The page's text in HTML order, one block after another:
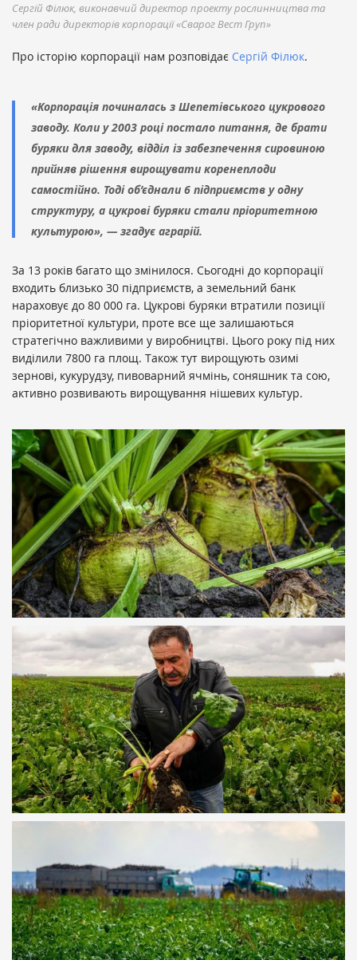
Сергій Філюк, виконавчий директор проекту рослинництва та
член ради директорів корпорації «Сварог Вест Груп»
Про історію корпорації нам розповідає Сергій Філюк.
«Корпорація починалась з Шепетівського цукрового
заводу. Коли у 2003 році постало питання, де брати
буряки для заводу, відділ із забезпечення сировиною
прийняв рішення вирощувати коренеплоди
самостійно. Тоді об’єднали 6 підприємств у одну
структуру, а цукрові буряки стали пріоритетною
культурою», — згадує аграрій.
За 13 років багато що змінилося. Сьогодні до корпорації
входить близько 30 підприємств, а земельний банк
нараховує до 80 000 га. Цукрові буряки втратили позиції
пріоритетної культури, проте все ще залишаються
стратегічно важливими у виробництві. Цього року під них
виділили 7800 га площ. Також тут вирощують озимі
зернові, кукурудзу, пивоварний ячмінь, соняшник та сою,
активно розвивають вирощування нішевих культур.